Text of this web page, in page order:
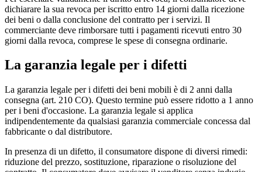
dichiarare la sua revoca per iscritto entro 14 giorni dalla ricezione
dei beni o dalla conclusione del contratto per i servizi. Il
commerciante deve rimborsare tutti i pagamenti ricevuti entro 30
giorni dalla revoca, comprese le spese di consegna ordinarie.
La garanzia legale per i difetti
La garanzia legale per i difetti dei beni mobili è di 2 anni dalla
consegna (art. 210 CO). Questo termine può essere ridotto a 1 anno
per i beni d'occasione. La garanzia legale si applica
indipendentemente da qualsiasi garanzia commerciale concessa dal
fabbricante o dal distributore.
In presenza di un difetto, il consumatore dispone di diversi rimedi:
riduzione del prezzo, sostituzione, riparazione o risoluzione del